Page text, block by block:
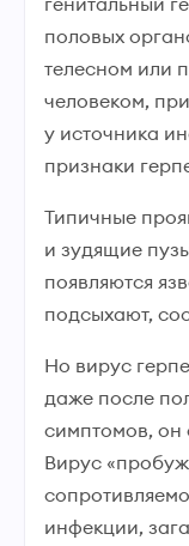
половых
телесном или
человеком,
у источника
признаки
Типичные
и зудящие
появляются
подсыхают,
Но вирус
даже после
симптомов, он
Вирус
инфекции,